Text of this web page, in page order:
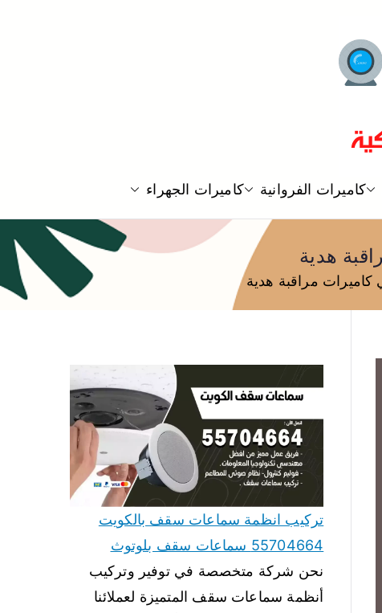
كاميرات الفروانية كاميرات الجهراء
تركيب انظمة سماعات سقف بالكويت
55704664 سماعات سقف بلوتوث
نحن شركة متخصصة في توفير وتركيب
أنظمة سماعات سقف المتميزة لعملائنا